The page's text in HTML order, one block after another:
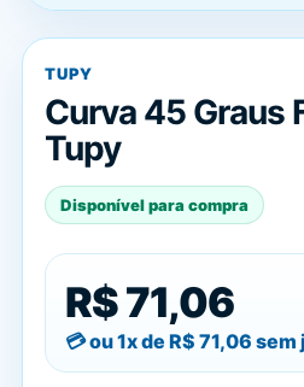
TUPY
Curva 45 Graus
Tupy
Disponível para compra
R$ 71,06
ou 1x de R$ 71,06 sem